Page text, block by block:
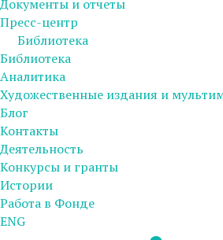
Документы и отчеты
Пресс-центр
Библиотека
Библиотека
Аналитика
Художественные издания и
Блог
Контакты
Деятельность
Конкурсы и гранты
Истории
Работа в Фонде
ENG